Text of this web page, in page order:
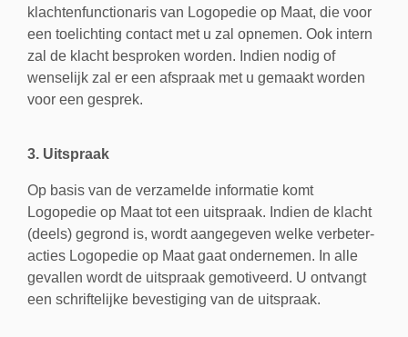
klachtenfunctionaris van Logopedie op Maat, die voor
een toelichting contact met u zal opnemen. Ook intern
zal de klacht besproken worden. Indien nodig of
wenselijk zal er een afspraak met u gemaakt worden
voor een gesprek.
3. Uitspraak
Op basis van de verzamelde informatie komt
Logopedie op Maat tot een uitspraak. Indien de klacht
(deels) gegrond is, wordt aangegeven welke verbeter-
acties Logopedie op Maat gaat ondernemen. In alle
gevallen wordt de uitspraak gemotiveerd. U ontvangt
een schriftelijke bevestiging van de uitspraak.